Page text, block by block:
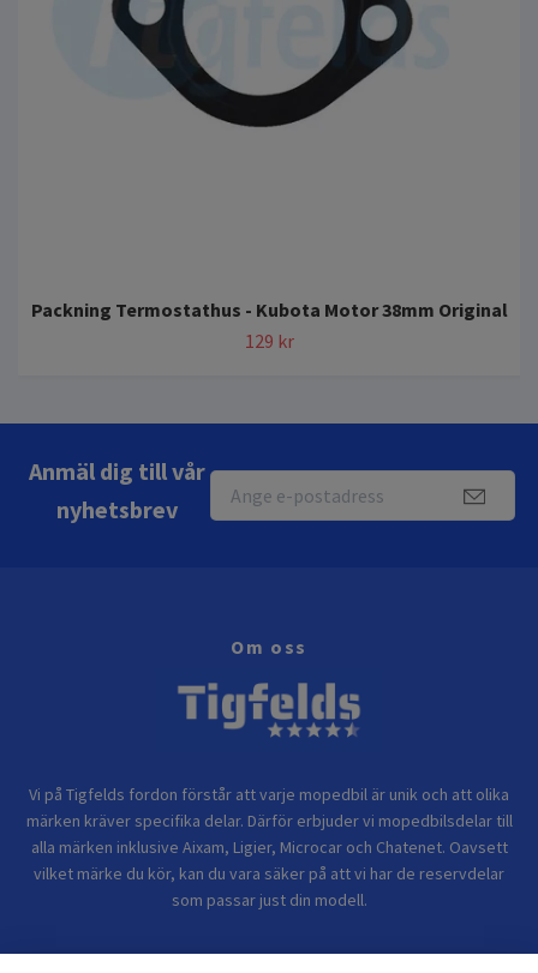
Packning Termostathus - Kubota Motor 38mm Original
129 kr
Anmäl dig till vår
nyhetsbrev
Om oss
Vi på Tigfelds fordon förstår att varje mopedbil är unik och att olika
märken kräver specifika delar. Därför erbjuder vi mopedbilsdelar till
alla märken inklusive Aixam, Ligier, Microcar och Chatenet. Oavsett
vilket märke du kör, kan du vara säker på att vi har de reservdelar
som passar just din modell.